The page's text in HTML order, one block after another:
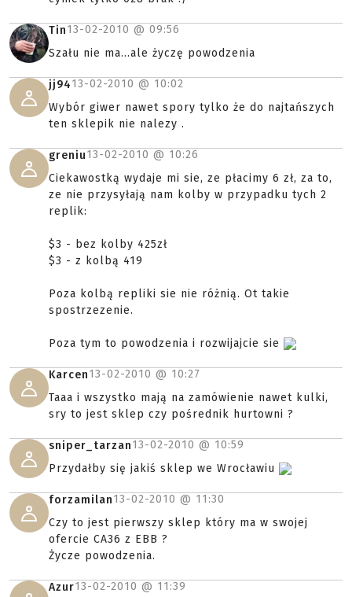
Tin13-02-2010 @ 09:56
Szału nie ma...ale życzę powodzenia
jj9413-02-2010 @ 10:02
Wybór giwer nawet spory tylko że do najtańszych
ten sklepik nie nalezy .
greniu13-02-2010 @ 10:26
Ciekawostką wydaje mi sie, ze płacimy 6 zł, za to,
ze nie przysyłają nam kolby w przypadku tych 2
replik:
$3 - bez kolby 425zł
$3 - z kolbą 419
Poza kolbą repliki sie nie różnią. Ot takie
spostrzezenie.
Poza tym to powodzenia i rozwijajcie sie
Karcen13-02-2010 @ 10:27
Taaa i wszystko mają na zamówienie nawet kulki,
sry to jest sklep czy pośrednik hurtowni ?
sniper_tarzan13-02-2010 @ 10:59
Przydałby się jakiś sklep we Wrocławiu
forzamilan13-02-2010 @ 11:30
Czy to jest pierwszy sklep który ma w swojej
ofercie CA36 z EBB ?
Życze powodzenia.
Azur13-02-2010 @ 11:39